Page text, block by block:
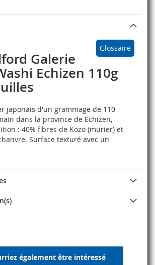
Glossaire
Galerie
Echizen 110g
japonais d'un grammage de 110
dans la province de Echizen,
: 40% fibres de Kozo (murier) et
Surface texturé avec un
également être intéressé